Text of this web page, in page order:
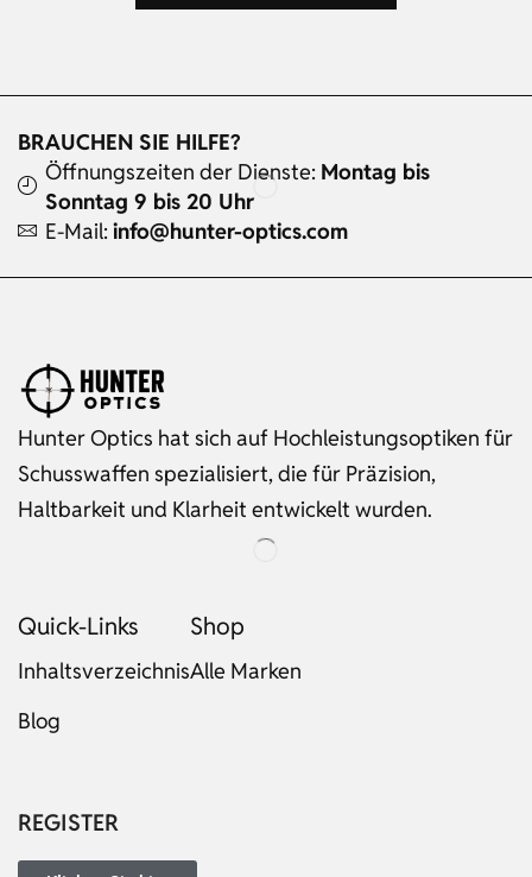
BRAUCHEN SIE HILFE?
Öffnungszeiten der Dienste: Montag bis
Sonntag 9 bis 20 Uhr
E-Mail: info@hunter-optics.com
Hunter Optics hat sich auf Hochleistungsoptiken für
Schusswaffen spezialisiert, die für Präzision,
Haltbarkeit und Klarheit entwickelt wurden.
Quick-Links
Inhaltsverzeichnis
Blog
Shop
Alle Marken
REGISTER